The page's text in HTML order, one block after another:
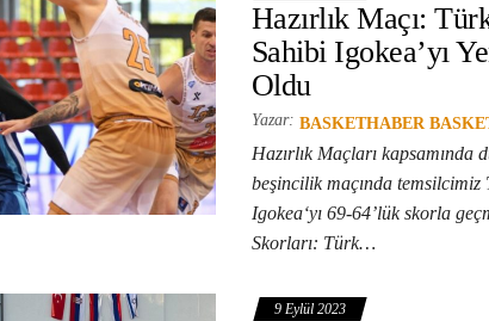
Hazırlık Maçı:
Sahibi Igokea’yı
Oldu
Yazar: BASKETHABER
Hazırlık Maçları kapsamında
beşincilik maçında
Igokea‘yı 69-64’lük skorla
Skorları: Türk…
9 Eylül 2023